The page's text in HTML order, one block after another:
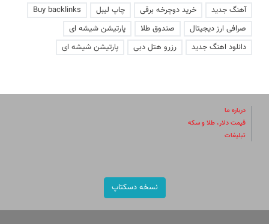
آهنگ جدید
خرید دوچرخه برقی چاپ لیبل
Buy backlinks
صرافی ارز دیجیتال
صندوق طلا
پارتیشن شیشه ای
دانلود اهنگ جدید
رزرو هتل دبی پارتیشن شیشه ای
درباره ما
قیمت دلار، طلا و سکه
تبلیغات
نسخه دسکتاپ